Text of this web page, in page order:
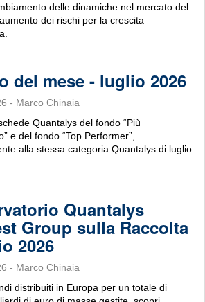
delle dinamiche nel mercato del
dei rischi per la crescita
del mese - luglio 2026
- Marco Chinaia
Quantalys del fondo “Più
e del fondo “Top Performer”,
alla stessa categoria Quantalys di luglio
Quantalys
Group sulla Raccolta
2026
- Marco Chinaia
distribuiti in Europa per un totale di